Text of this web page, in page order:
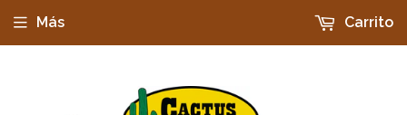
Más Carrito